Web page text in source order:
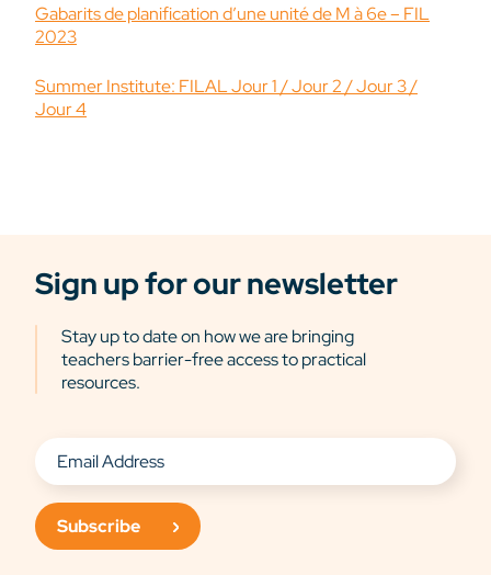
Gabarits de planification d’une unité de M à 6e – FIL
2023
Summer Institute: FILAL Jour 1 / Jour 2 / Jour 3 /
Jour 4
Sign up for our newsletter
Stay up to date on how we are bringing
teachers barrier-free access to practical
resources.
Subscribe